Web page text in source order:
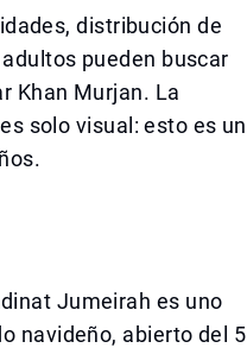
distribución de
pueden buscar
Khan Murjan. La
solo visual: esto es un
Jumeirah es uno
navideño, abierto del 5